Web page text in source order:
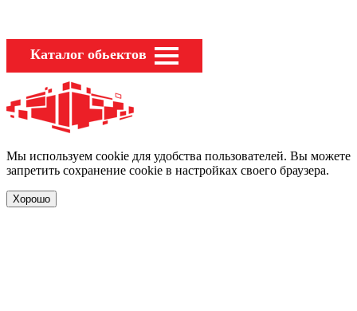
Каталог обьектов
Мы используем cookie для удобства пользователей. Вы можете
запретить сохранение cookie в настройках своего браузера.
Хорошо